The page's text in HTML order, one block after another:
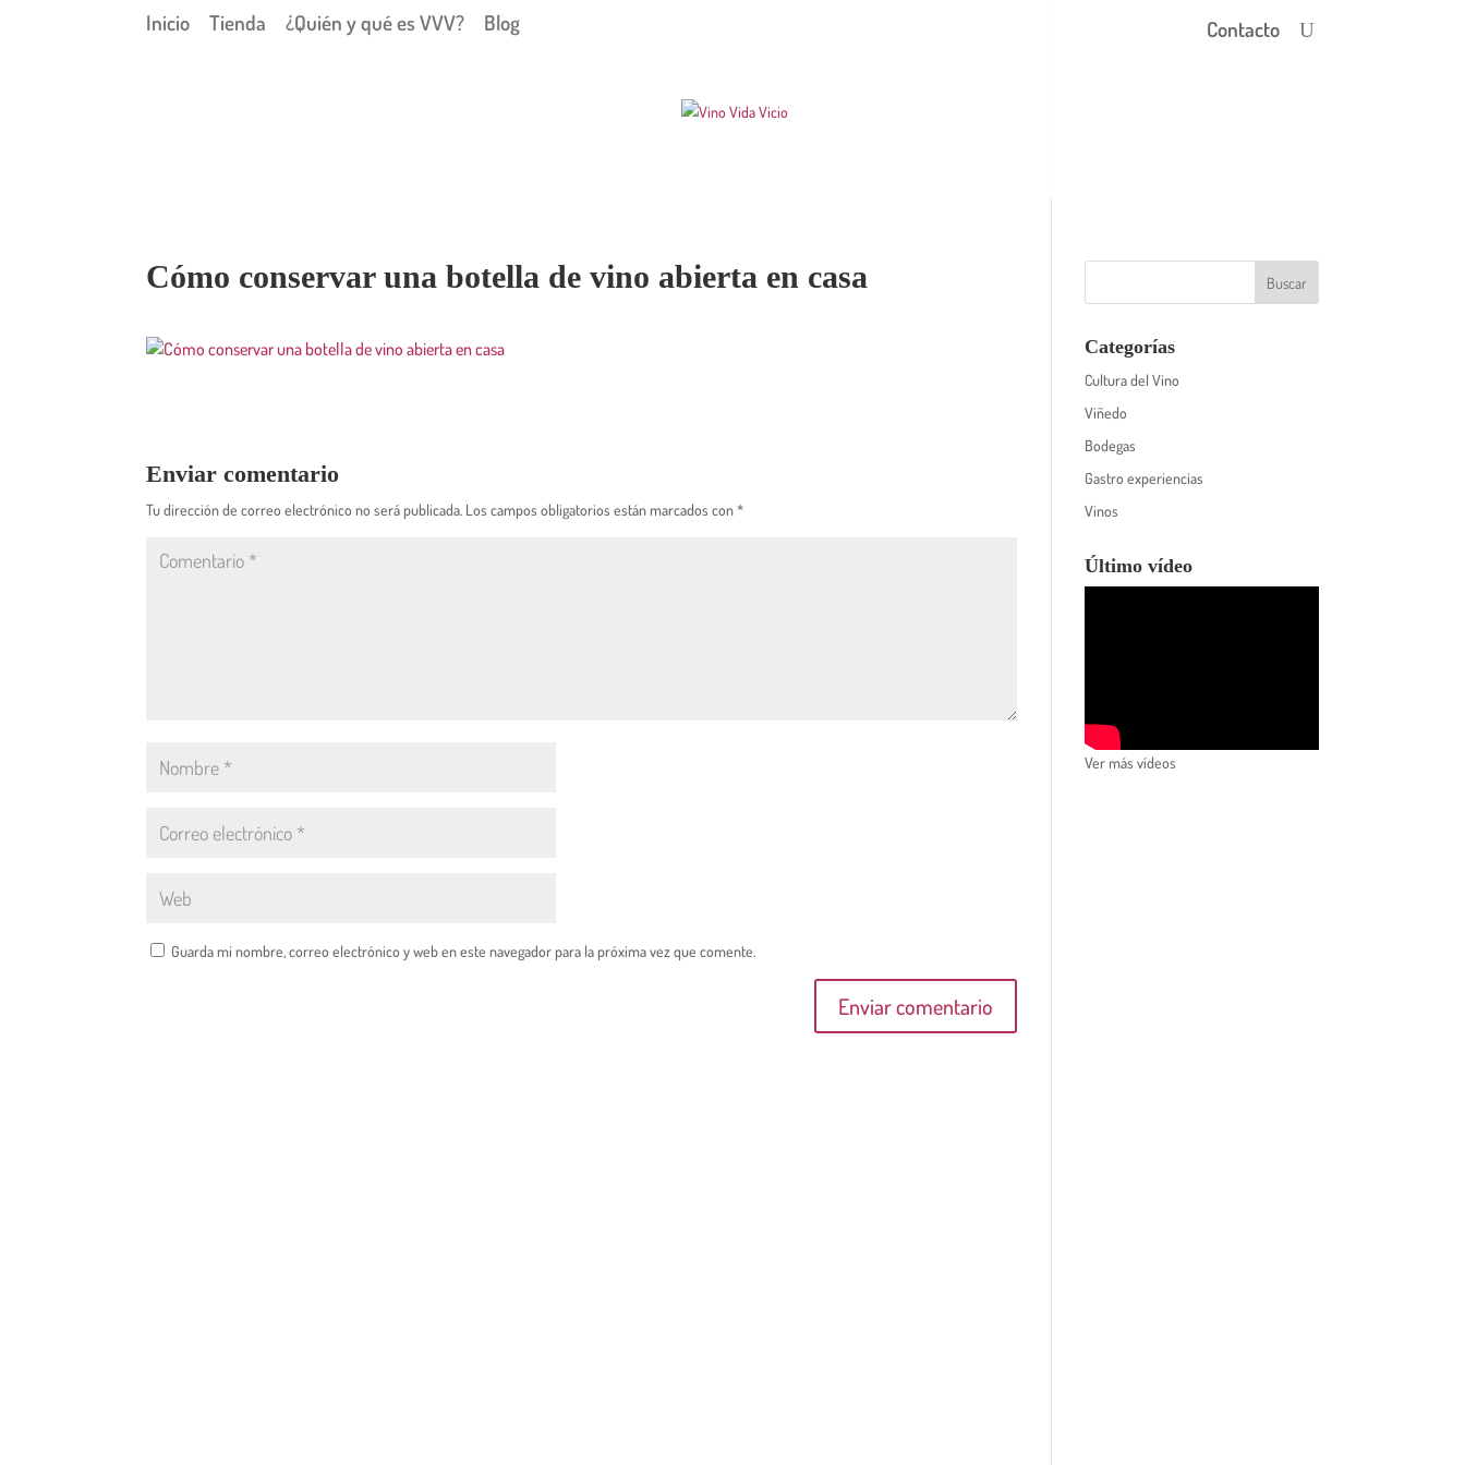
Inicio Tienda ¿Quién y qué es VVV? Blog Contacto
Cómo conservar una botella de vino abierta en casa
Enviar comentario
Tu dirección de correo electrónico no será publicada. Los campos obligatorios están marcados con*
Guarda mi nombre, correo electrónico y web en este navegador para la próxima vez que comente.
Categorías
Cultura del Vino
Viñedo
Bodegas
Gastro experiencias
Vinos
Último vídeo
Ver más vídeos